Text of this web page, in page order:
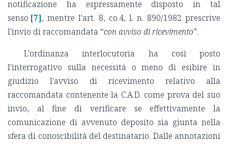
notificazione ha espressamente disposto in tal
senso [7], mentre l'art. 8, co.4, l. n. 890/1982 prescrive
l'invio di raccomandata “con avviso di ricevimento”.
L'ordinanza interlocutoria ha così posto
l'interrogativo sulla necessità o meno di esibire in
giudizio l'avviso di ricevimento relativo alla
raccomandata contenente la C.A.D. come prova del suo
invio, al fine di verificare se effettivamente la
comunicazione di avvenuto deposito sia giunta nella
sfera di conoscibilità del destinatario. Dalle annotazioni